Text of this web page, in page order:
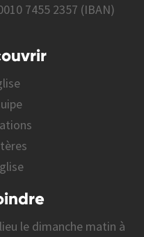
7455 2357 (IBAN)
le dimanche matin à